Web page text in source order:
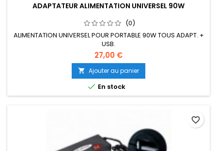
ADAPTATEUR ALIMENTATION UNIVERSEL 90W
(0)
ALIMENTATION UNIVERSEL POUR PORTABLE 90W TOUS ADAPT. +
USB.
27,00 €
 Ajouter au panier
 En stock
favorite_border